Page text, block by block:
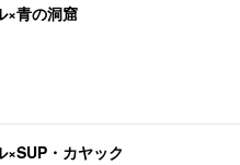
×青の洞窟
×SUP・カヤック